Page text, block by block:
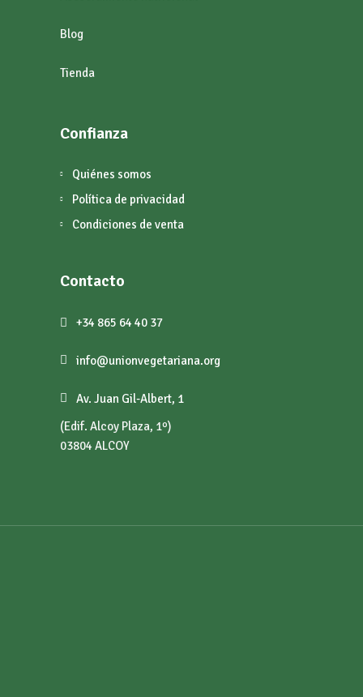
Blog
Tienda
Confianza
Quiénes somos
Política de privacidad
Condiciones de venta
Contacto
+34 865 64 40 37
info@unionvegetariana.org
Av. Juan Gil-Albert, 1
(Edif. Alcoy Plaza, 1º)
03804 ALCOY